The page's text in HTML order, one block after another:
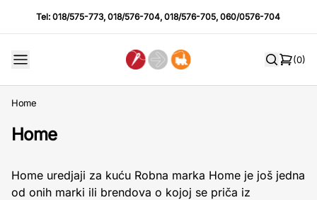
Tel:018/575-773,018/576-704,018/576-705,060/0576-704
(0)
Home
Home
Home uredjaji za kuću Robna marka Home je još jedna
od onih marki ili brendova o kojoj se priča iz